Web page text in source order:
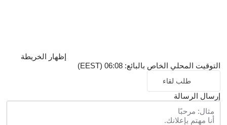
إظهار الخريطة
التوقيت المحلي الخاص بالبائع: 06:08 (EEST)
طلب لقاء
إرسال الرسالة